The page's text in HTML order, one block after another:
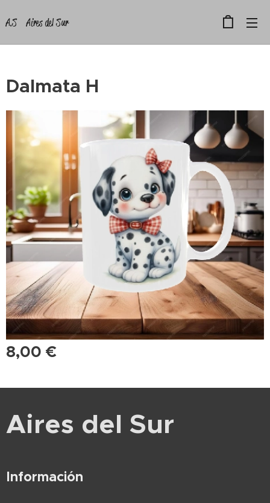
A.S Aires del Sur
Dalmata H
8,00 €
Aires del Sur
Información